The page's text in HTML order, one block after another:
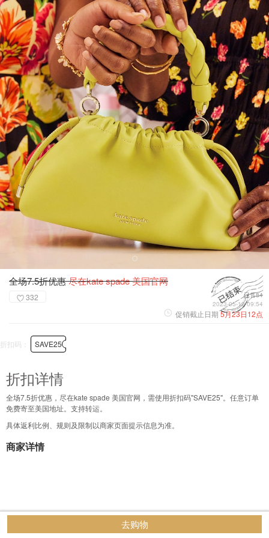
全场7.5折优惠尽在kate spade 美国官网
332
已售84
2023-05-12 09:54
促销截止日期5月23日12点
折扣码： SAVE25
折扣详情
全场7.5折优惠，尽在kate spade 美国官网，需使用折扣码"SAVE25"。任意订单
免费寄至美国地址。支持转运。
具体返利比例、规则及限制以商家页面提示信息为准。
商家详情
去购物